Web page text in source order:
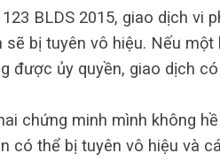
BLDS 2015, giao dịch vi
bị tuyên vô hiệu. Nếu
được ủy quyền, giao dịch
chứng minh mình không
có thể bị tuyên vô hiệu và